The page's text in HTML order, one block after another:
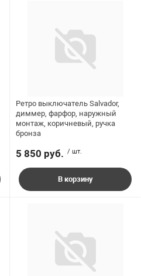
Ретро выключатель Salvador,
диммер, фарфор, наружный
монтаж, коричневый, ручка
бронза
5 850 руб. / шт.
В корзину